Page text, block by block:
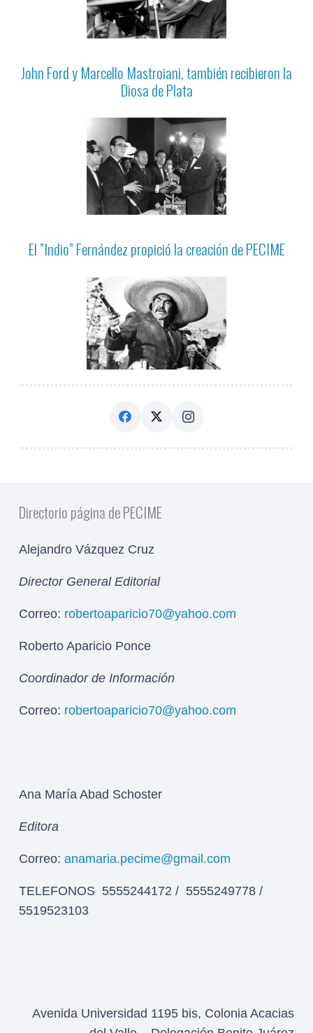
John Ford y Marcello Mastroiani, también recibieron la
Diosa de Plata
El ”Indio” Fernández propició la creación de PECIME
Directorio página de PECIME
Alejandro Vázquez Cruz
Director General Editorial
Correo: robertoaparicio70@yahoo.com
Roberto Aparicio Ponce
Coordinador de Información
Correo: robertoaparicio70@yahoo.com
Ana María Abad Schoster
Editora
Correo: anamaria.pecime@gmail.com
TELEFONOS 5555244172 / 5555249778 /
5519523103
Avenida Universidad 1195 bis, Colonia Acacias